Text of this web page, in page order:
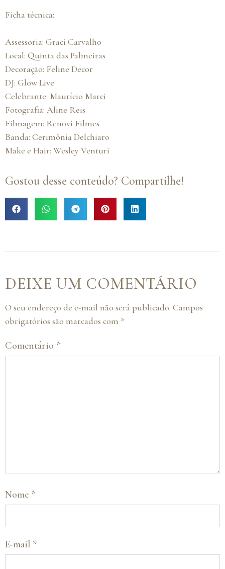
Ficha técnica:
Assessoria: Graci Carvalho
Local: Quinta das Palmeiras
Decoração: Feline Decor
DJ: Glow Live
Celebrante: Maurício Marci
Fotografia: Aline Reis
Filmagem: Renovi Filmes
Banda: Cerimônia Delchiaro
Make e Hair: Wesley Venturi
Gostou desse conteúdo? Compartilhe!
DEIXE UM COMENTÁRIO
O seu endereço de e-mail não será publicado. Campos
obrigatórios são marcados com *
Comentário *
Nome *
E-mail *